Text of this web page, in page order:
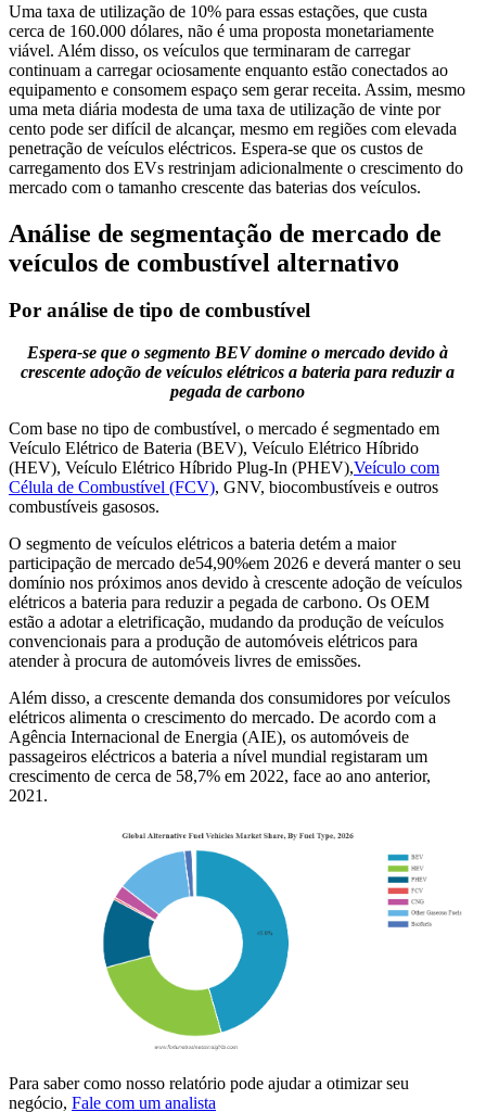
Uma taxa de utilização de 10% para essas estações, que custa
cerca de 160.000 dólares, não é uma proposta monetariamente
viável. Além disso, os veículos que terminaram de carregar
continuam a carregar ociosamente enquanto estão conectados ao
equipamento e consomem espaço sem gerar receita. Assim, mesmo
uma meta diária modesta de uma taxa de utilização de vinte por
cento pode ser difícil de alcançar, mesmo em regiões com elevada
penetração de veículos eléctricos. Espera-se que os custos de
carregamento dos EVs restrinjam adicionalmente o crescimento do
mercado com o tamanho crescente das baterias dos veículos.
Análise de segmentação de mercado de
veículos de combustível alternativo
Por análise de tipo de combustível
Espera-se que o segmento BEV domine o mercado devido à
crescente adoção de veículos elétricos a bateria para reduzir a
pegada de carbono
Com base no tipo de combustível, o mercado é segmentado em
Veículo Elétrico de Bateria (BEV), Veículo Elétrico Híbrido
(HEV), Veículo Elétrico Híbrido Plug-In (PHEV),Veículo com
Célula de Combustível (FCV), GNV, biocombustíveis e outros
combustíveis gasosos.
O segmento de veículos elétricos a bateria detém a maior
participação de mercado de54,90%em 2026 e deverá manter o seu
domínio nos próximos anos devido à crescente adoção de veículos
elétricos a bateria para reduzir a pegada de carbono. Os OEM
estão a adotar a eletrificação, mudando da produção de veículos
convencionais para a produção de automóveis elétricos para
atender à procura de automóveis livres de emissões.
Além disso, a crescente demanda dos consumidores por veículos
elétricos alimenta o crescimento do mercado. De acordo com a
Agência Internacional de Energia (AIE), os automóveis de
passageiros eléctricos a bateria a nível mundial registaram um
crescimento de cerca de 58,7% em 2022, face ao ano anterior,
2021.
Para saber como nosso relatório pode ajudar a otimizar seu
negócio, Fale com um analista